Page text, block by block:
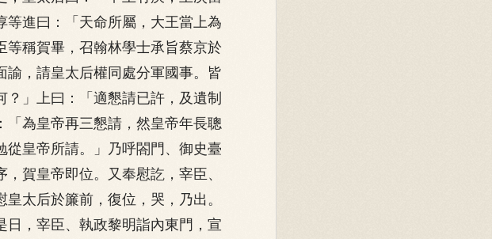
等進曰：「天命所屬，大王當上為
等稱賀畢，召翰林學士承旨蔡京於
諭，請皇太后權同處分軍國事。皆
」上曰：「適懇請已許，及遺制
「為皇帝再三懇請，然皇帝年長聰
從皇帝所請。」乃呼閤門、御史臺
賀皇帝即位。又奉慰訖，宰臣、
太后於簾前，復位，哭，乃出。
日，宰臣、執政黎明詣內東門，宣